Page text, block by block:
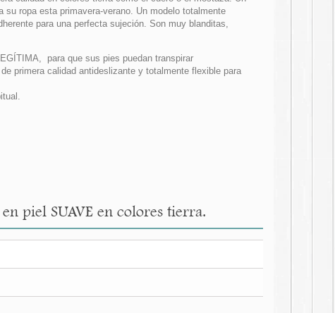
ropa esta primavera-verano. Un modelo totalmente
para una perfecta sujeción. Son muy blanditas,
para que sus pies puedan transpirar
primera calidad antideslizante y totalmente flexible para
piel SUAVE en colores tierra.